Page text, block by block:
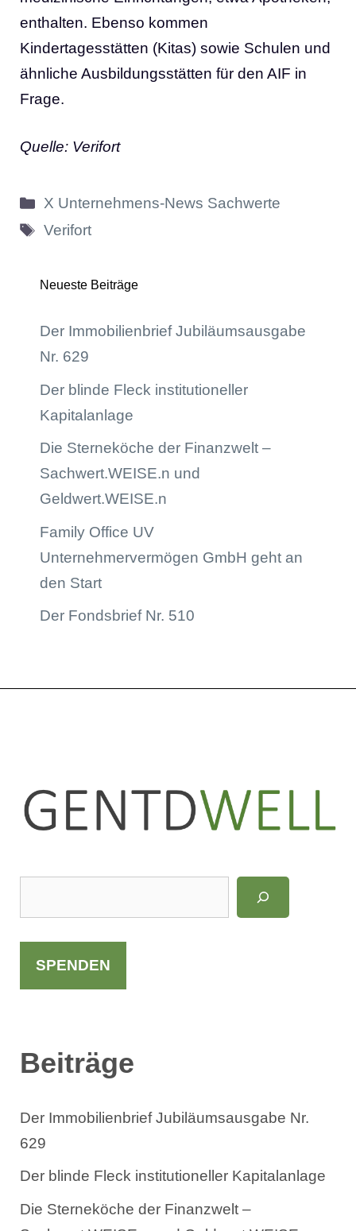
enthalten. Ebenso kommen
Kindertagesstätten (Kitas) sowie Schulen und
ähnliche Ausbildungsstätten für den AIF in
Frage.
Quelle: Verifort
Kategorien
X Unternehmens-News Sachwerte
Schlagwörter
Verifort
Neueste Beiträge
Der Immobilienbrief Jubiläumsausgabe
Nr. 629
Der blinde Fleck institutioneller
Kapitalanlage
Die Sterneköche der Finanzwelt –
Sachwert.WEISE.n und
Geldwert.WEISE.n
Family Office UV
Unternehmervermögen GmbH geht an
den Start
Der Fondsbrief Nr. 510
u
c
e
SPENDEN
Beiträge
Der Immobilienbrief Jubiläumsausgabe Nr.
629
Der blinde Fleck institutioneller Kapitalanlage
Die Sterneköche der Finanzwelt –